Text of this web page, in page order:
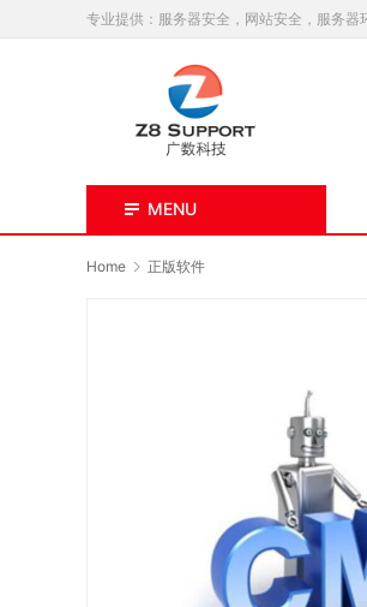
专业提供：服务器安全，网站安全，服务
MENU
Home 正版软件